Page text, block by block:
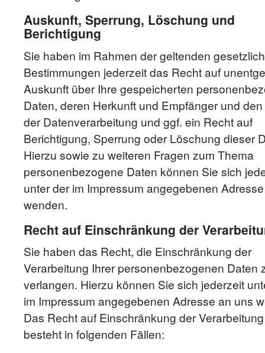
Auskunft, Sperrung, Löschung und
Berichtigung
Sie haben im Rahmen der geltenden
Bestimmungen jederzeit das Recht auf
Auskunft über Ihre gespeicherten
Daten, deren Herkunft und Empfänger und
der Datenverarbeitung und ggf. ein Recht auf
Berichtigung, Sperrung oder Löschung dieser
Hierzu sowie zu weiteren Fragen zum Thema
personenbezogene Daten können Sie sich
unter der im Impressum angegebenen
wenden.
Recht auf Einschränkung der
Sie haben das Recht, die Einschränkung der
Verarbeitung Ihrer personenbezogenen Daten
verlangen. Hierzu können Sie sich jederzeit
im Impressum angegebenen Adresse an uns
Das Recht auf Einschränkung der Verarbeitung
besteht in folgenden Fällen: